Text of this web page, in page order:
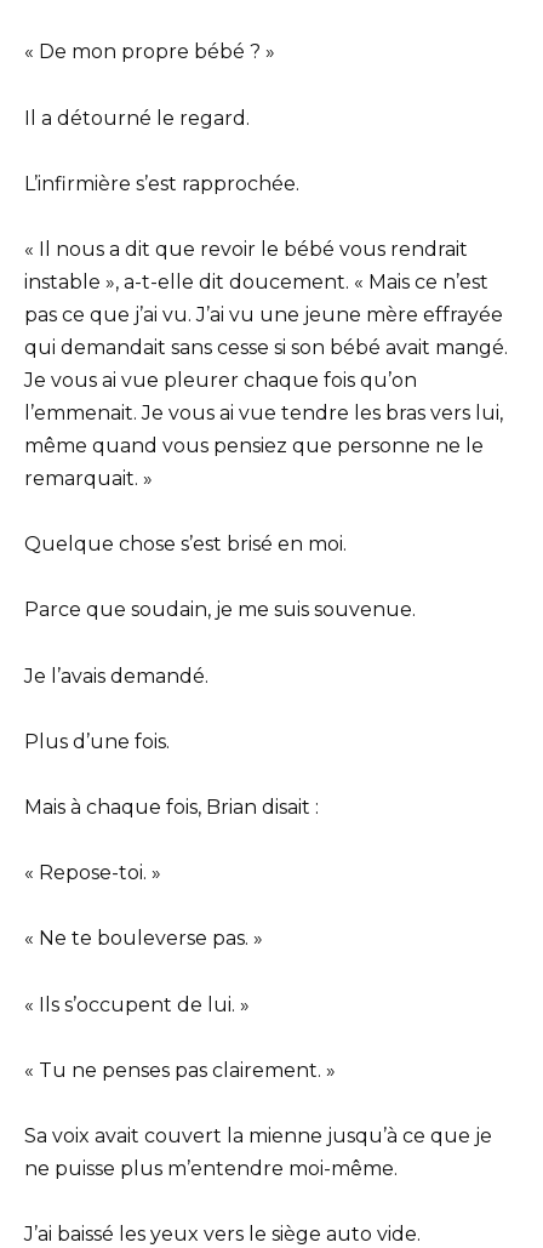
« De mon propre bébé ? »
Il a détourné le regard.
L’infirmière s’est rapprochée.
« Il nous a dit que revoir le bébé vous rendrait
instable », a-t-elle dit doucement. « Mais ce n’est
pas ce que j’ai vu. J’ai vu une jeune mère effrayée
qui demandait sans cesse si son bébé avait mangé.
Je vous ai vue pleurer chaque fois qu’on
l’emmenait. Je vous ai vue tendre les bras vers lui,
même quand vous pensiez que personne ne le
remarquait. »
Quelque chose s’est brisé en moi.
Parce que soudain, je me suis souvenue.
Je l’avais demandé.
Plus d’une fois.
Mais à chaque fois, Brian disait :
« Repose-toi. »
« Ne te bouleverse pas. »
« Ils s’occupent de lui. »
« Tu ne penses pas clairement. »
Sa voix avait couvert la mienne jusqu’à ce que je
ne puisse plus m’entendre moi-même.
J’ai baissé les yeux vers le siège auto vide.